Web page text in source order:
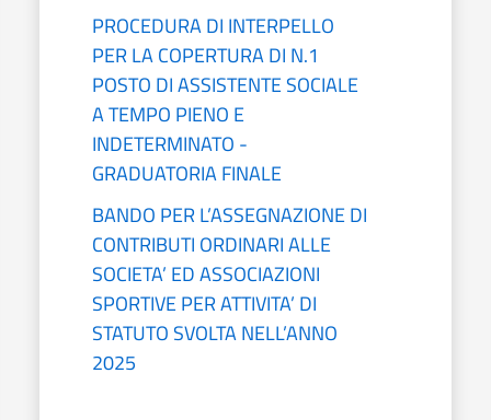
PROCEDURA DI INTERPELLO
PER LA COPERTURA DI N.1
POSTO DI ASSISTENTE SOCIALE
A TEMPO PIENO E
INDETERMINATO -
GRADUATORIA FINALE
BANDO PER L’ASSEGNAZIONE DI
CONTRIBUTI ORDINARI ALLE
SOCIETA’ ED ASSOCIAZIONI
SPORTIVE PER ATTIVITA’ DI
STATUTO SVOLTA NELL’ANNO
2025